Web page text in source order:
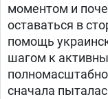
моментом и
оставаться в
помощь
шагом к
сначала